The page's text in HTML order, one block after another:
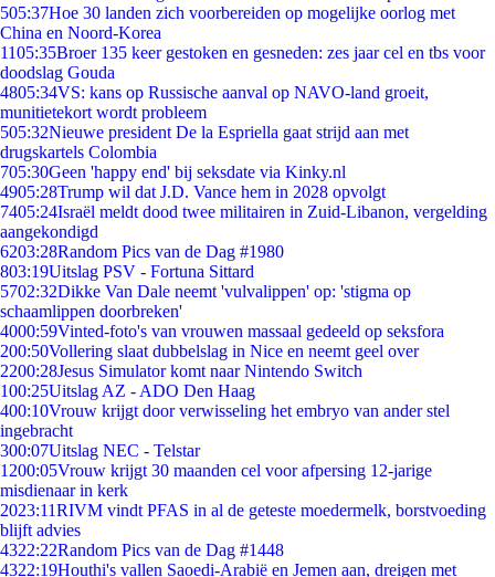
505:37Hoe 30 landen zich voorbereiden op mogelijke oorlog met
China en Noord-Korea
1105:35Broer 135 keer gestoken en gesneden: zes jaar cel en tbs voor
doodslag Gouda
4805:34VS: kans op Russische aanval op NAVO-land groeit,
munitietekort wordt probleem
505:32Nieuwe president De la Espriella gaat strijd aan met
drugskartels Colombia
705:30Geen 'happy end' bij seksdate via Kinky.nl
4905:28Trump wil dat J.D. Vance hem in 2028 opvolgt
7405:24Israël meldt dood twee militairen in Zuid-Libanon, vergelding
aangekondigd
6203:28Random Pics van de Dag #1980
803:19Uitslag PSV - Fortuna Sittard
5702:32Dikke Van Dale neemt 'vulvalippen' op: 'stigma op
schaamlippen doorbreken'
4000:59Vinted-foto's van vrouwen massaal gedeeld op seksfora
200:50Vollering slaat dubbelslag in Nice en neemt geel over
2200:28Jesus Simulator komt naar Nintendo Switch
100:25Uitslag AZ - ADO Den Haag
400:10Vrouw krijgt door verwisseling het embryo van ander stel
ingebracht
300:07Uitslag NEC - Telstar
1200:05Vrouw krijgt 30 maanden cel voor afpersing 12-jarige
misdienaar in kerk
2023:11RIVM vindt PFAS in al de geteste moedermelk, borstvoeding
blijft advies
4322:22Random Pics van de Dag #1448
4322:19Houthi's vallen Saoedi-Arabië en Jemen aan, dreigen met